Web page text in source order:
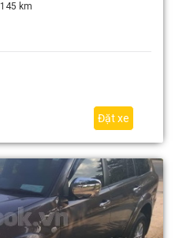
145 km
Đặt xe